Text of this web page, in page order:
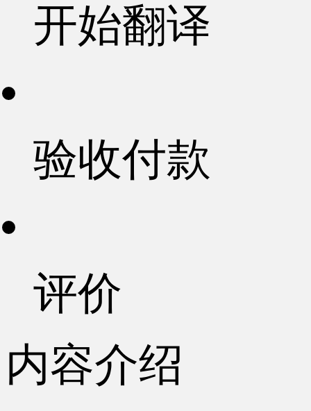
开始翻译
验收付款
评价
内容介绍